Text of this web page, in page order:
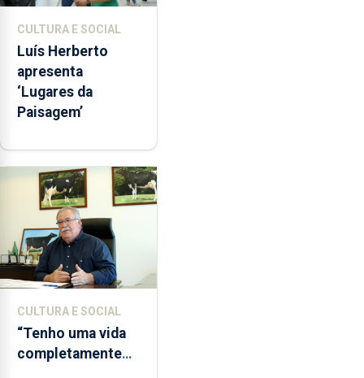
CULTURA E SOCIAL
Luís Herberto
apresenta
‘Lugares da
Paisagem’
CULTURA E SOCIAL
“Tenho uma vida
completamente